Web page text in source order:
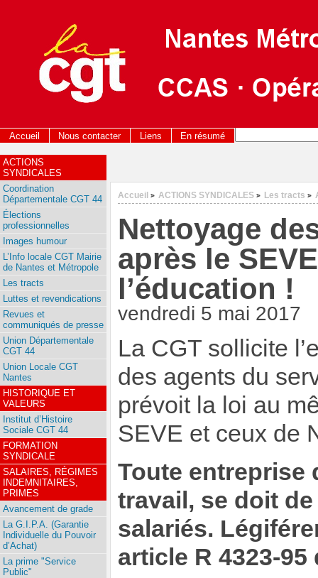
Accueil Nous contacter Liens En résumé
Accueil > ACTIONS SYNDICALES > Les tracts >
Nettoyage
après le
l’éducation !
vendredi 5 mai 2017
La CGT sollicite
des agents du
prévoit la loi au
SEVE et ceux de
Toute entreprise
travail, se doit
salariés.
article R 4323-
ACTIONS
SYNDICALES
Coordination
Départementale CGT 44
Élections
professionnelles
Images humour
L’Info locale CGT Mairie
de Nantes et Métropole
Les tracts
Luttes et revendications
Revues et
communiqués de presse
Union Départementale
CGT 44
Union Locale CGT
Nantes
HISTORIQUE ET
VALEURS
Institut d’Histoire
Sociale CGT 44
FORMATION
SYNDICALE
SALAIRES, RÉGIMES
INDEMNITAIRES,
PRIMES
Avancement de grade
La G.I.P.A. (Garantie
Individuelle du Pouvoir
d’Achat)
La prime "Service
Public"